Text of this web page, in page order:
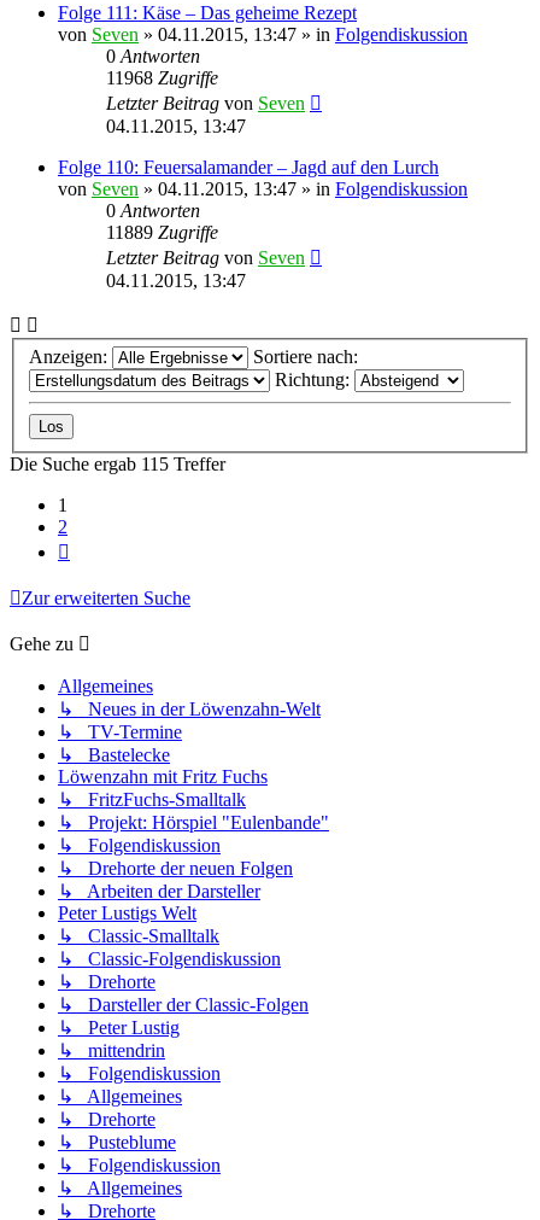
Folge 111: Käse – Das geheime Rezept
von Seven » 04.11.2015, 13:47 » in Folgendiskussion
0 Antworten
11968 Zugriffe
Letzter Beitrag von Seven
04.11.2015, 13:47
Folge 110: Feuersalamander – Jagd auf den Lurch
von Seven » 04.11.2015, 13:47 » in Folgendiskussion
0 Antworten
11889 Zugriffe
Letzter Beitrag von Seven
04.11.2015, 13:47
Anzeigen:
Sortiere nach:
Richtung:
Die Suche ergab 115 Treffer
1
2
Zur erweiterten Suche
Gehe zu
Allgemeines
↳ Neues in der Löwenzahn-Welt
↳ TV-Termine
↳ Bastelecke
Löwenzahn mit Fritz Fuchs
↳ FritzFuchs-Smalltalk
↳ Projekt: Hörspiel "Eulenbande"
↳ Folgendiskussion
↳ Drehorte der neuen Folgen
↳ Arbeiten der Darsteller
Peter Lustigs Welt
↳ Classic-Smalltalk
↳ Classic-Folgendiskussion
↳ Drehorte
↳ Darsteller der Classic-Folgen
↳ Peter Lustig
↳ mittendrin
↳ Folgendiskussion
↳ Allgemeines
↳ Drehorte
↳ Pusteblume
↳ Folgendiskussion
↳ Allgemeines
↳ Drehorte